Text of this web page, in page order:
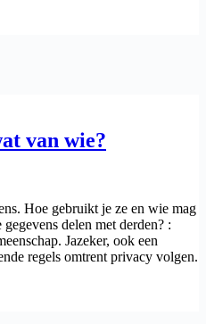
van wie?
Hoe gebruikt je ze en wie mag
delen met derden? :
Jazeker, ook een
regels omtrent privacy volgen.